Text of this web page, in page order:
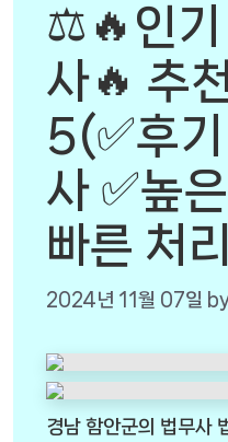
⚖️🔥인기
사🔥 추
5(✅후
사 ✅높
빠른 처
2024년 11월 07일
경남 함안군의 법무사